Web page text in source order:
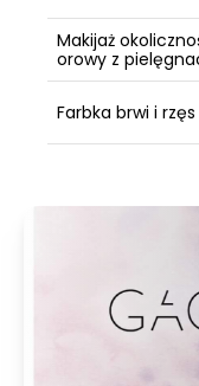
Makijaż
orowy z
Farbka brwi i